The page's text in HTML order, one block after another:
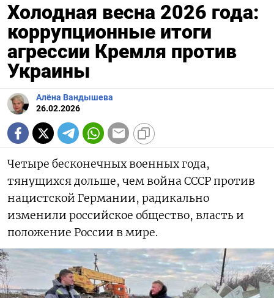
Холодная весна 2026 года:
коррупционные итоги
агрессии Кремля против
Украины
Алёна Вандышева
26.02.2026
Четыре бесконечных военных года,
тянущихся дольше, чем война СССР против
нацистской Германии, радикально
изменили российское общество, власть и
положение России в мире.